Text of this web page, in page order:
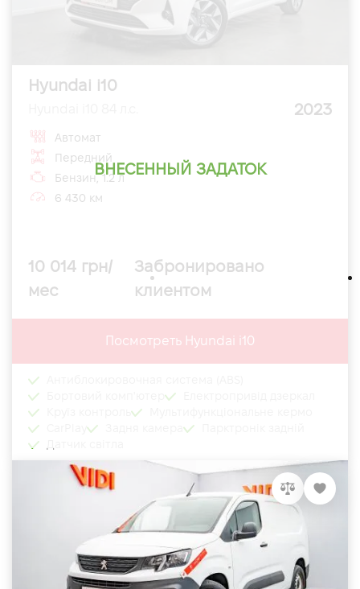
ВНЕСЕННЫЙ ЗАДАТОК
Hyundai i10
2023
Автомат
Передний
Бензин, 1.2 л
6 430 км
10 014 грн/
мес
Забронировано
клиентом
Посмотреть Hyundai i10